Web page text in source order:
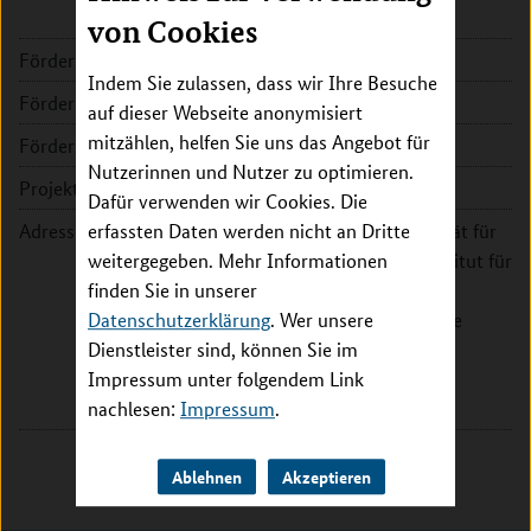
von Cookies
Indem Sie zulassen, dass wir Ihre Besuche
auf dieser Webseite anonymisiert
mitzählen, helfen Sie uns das Angebot für
Nutzerinnen und Nutzer zu optimieren.
Dafür verwenden wir Cookies. Die
erfassten Daten werden nicht an Dritte
weitergegeben. Mehr Informationen
finden Sie in unserer
Datenschutzerklärung. Wer unsere
Dienstleister sind, können Sie im
Impressum unter folgendem Link
nachlesen: Impressum.
Ablehnen Akzeptieren
Förderkennzeichen:
Fördersumme:
509.538 EUR
Förderzeitraum:
2020 - 2022
Projektleitung:
Prof. Dr. Bernhard Bauer
Adresse:
Universität Augsburg - Fakultät für
Angewandte Informatik - Institut für
Informatik - Lehrstuhl für
Softwaremethodik für verteilte
Systeme
Universitätsstr. 6a
86159 Augsburg